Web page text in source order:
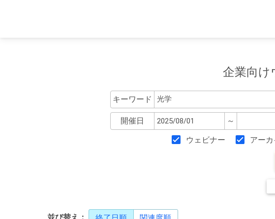
企業向け
キーワード
開催日 ～
ウェビナー アー